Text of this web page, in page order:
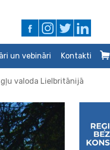
un vebināri Kontakti
valoda Lielbritānijā